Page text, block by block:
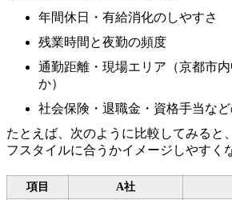
年間休日・有給消化のしやすさ
残業時間と夜勤の頻度
通勤距離・現場エリア（京都市
か）
社会保険・退職金・資格手当な
たとえば、次のように比較してみると
フスタイルに合うかイメージしやすく
項目 A社